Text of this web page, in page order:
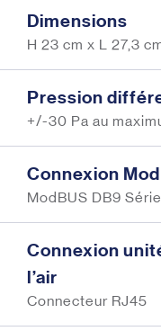
Dimensions
H 23 cm x L 27,3
Pression
+/-30 Pa au
Connexion
ModBUS DB9 Série
Connexion
l’air
Connecteur RJ45